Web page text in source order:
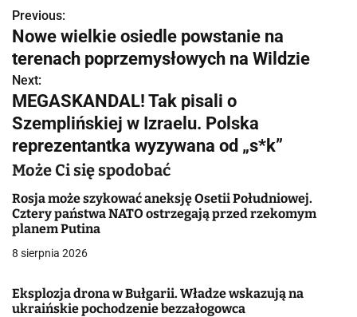
N
a
w
i
g
a
c
j
a
w
Previous:
Nowe wielkie osiedle powstanie na
terenach poprzemysłowych na Wildzie
Next:
MEGASKANDAL! Tak pisali o
Szemplińskiej w Izraelu. Polska
reprezentantka wyzywana od „s*k”
Może Ci się spodobać
Rosja może szykować aneksję Osetii Południowej.
Cztery państwa NATO ostrzegają przed rzekomym
planem Putina
8 sierpnia 2026
Eksplozja drona w Bułgarii. Władze wskazują na
ukraińskie pochodzenie bezzałogowca